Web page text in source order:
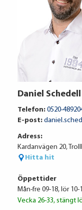
6 557 kr /
Ränta
Daniel Schedell
Telefon: 0520-
E-post:
Adress:
Kardanvägen 20,
Hitta hit
Öppettider
Mån-fre 09-18, lör 10-
Vecka 26-33, stängt